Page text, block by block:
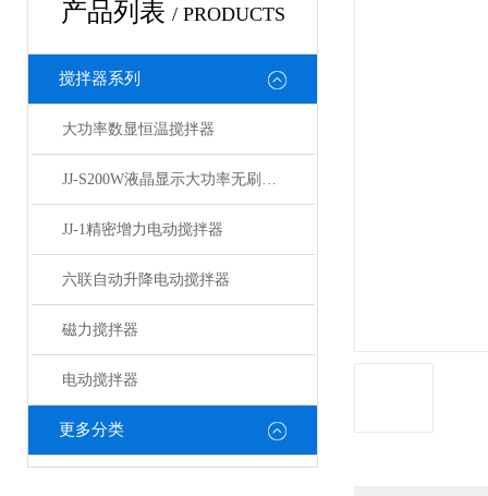
产品列表 / PRODUCTS
搅拌器系列
大功率数显恒温搅拌器
JJ-S200W液晶显示大功率无刷电机搅拌器
JJ-1精密增力电动搅拌器
六联自动升降电动搅拌器
磁力搅拌器
电动搅拌器
更多分类